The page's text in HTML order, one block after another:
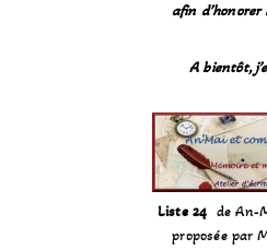
afin d’honorer
A bientôt,
Liste 24 de An-
proposée par